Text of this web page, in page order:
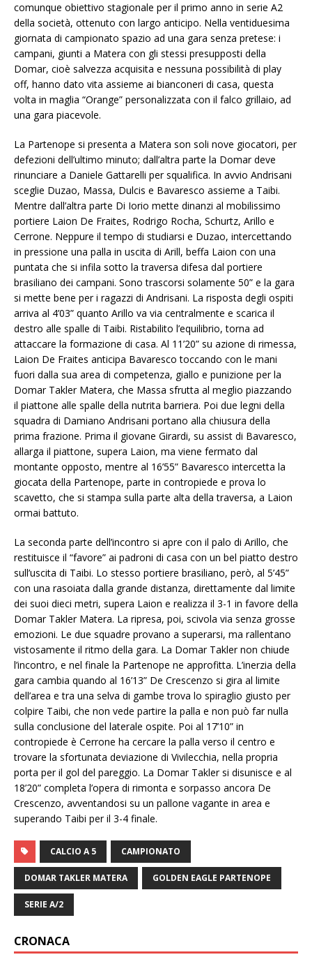
comunque obiettivo stagionale per il primo anno in serie A2
della società, ottenuto con largo anticipo. Nella ventiduesima
giornata di campionato spazio ad una gara senza pretese: i
campani, giunti a Matera con gli stessi presupposti della
Domar, cioè salvezza acquisita e nessuna possibilità di play
off, hanno dato vita assieme ai bianconeri di casa, questa
volta in maglia “Orange” personalizzata con il falco grillaio, ad
una gara piacevole.
La Partenope si presenta a Matera son soli nove giocatori, per
defezioni dell’ultimo minuto; dall’altra parte la Domar deve
rinunciare a Daniele Gattarelli per squalifica. In avvio Andrisani
sceglie Duzao, Massa, Dulcis e Bavaresco assieme a Taibi.
Mentre dall’altra parte Di Iorio mette dinanzi al mobilissimo
portiere Laion De Fraites, Rodrigo Rocha, Schurtz, Arillo e
Cerrone. Neppure il tempo di studiarsi e Duzao, intercettando
in pressione una palla in uscita di Arill, beffa Laion con una
puntata che si infila sotto la traversa difesa dal portiere
brasiliano dei campani. Sono trascorsi solamente 50” e la gara
si mette bene per i ragazzi di Andrisani. La risposta degli ospiti
arriva al 4’03” quanto Arillo va via centralmente e scarica il
destro alle spalle di Taibi. Ristabilito l’equilibrio, torna ad
attaccare la formazione di casa. Al 11’20” su azione di rimessa,
Laion De Fraites anticipa Bavaresco toccando con le mani
fuori dalla sua area di competenza, giallo e punizione per la
Domar Takler Matera, che Massa sfrutta al meglio piazzando
il piattone alle spalle della nutrita barriera. Poi due legni della
squadra di Damiano Andrisani portano alla chiusura della
prima frazione. Prima il giovane Girardi, su assist di Bavaresco,
allarga il piattone, supera Laion, ma viene fermato dal
montante opposto, mentre al 16’55” Bavaresco intercetta la
giocata della Partenope, parte in contropiede e prova lo
scavetto, che si stampa sulla parte alta della traversa, a Laion
ormai battuto.
La seconda parte dell’incontro si apre con il palo di Arillo, che
restituisce il “favore” ai padroni di casa con un bel piatto destro
sull’uscita di Taibi. Lo stesso portiere brasiliano, però, al 5’45”
con una rasoiata dalla grande distanza, direttamente dal limite
dei suoi dieci metri, supera Laion e realizza il 3-1 in favore della
Domar Takler Matera. La ripresa, poi, scivola via senza grosse
emozioni. Le due squadre provano a superarsi, ma rallentano
vistosamente il ritmo della gara. La Domar Takler non chiude
l’incontro, e nel finale la Partenope ne approfitta. L’inerzia della
gara cambia quando al 16’13” De Crescenzo si gira al limite
dell’area e tra una selva di gambe trova lo spiraglio giusto per
colpire Taibi, che non vede partire la palla e non può far nulla
sulla conclusione del laterale ospite. Poi al 17’10” in
contropiede è Cerrone ha cercare la palla verso il centro e
trovare la sfortunata deviazione di Vivilecchia, nella propria
porta per il gol del pareggio. La Domar Takler si disunisce e al
18’20” completa l’opera di rimonta e sorpasso ancora De
Crescenzo, avventandosi su un pallone vagante in area e
superando Taibi per il 3-4 finale.
CALCIO A 5 CAMPIONATO
DOMAR TAKLER MATERA GOLDEN EAGLE PARTENOPE
SERIE A/2
CRONACA